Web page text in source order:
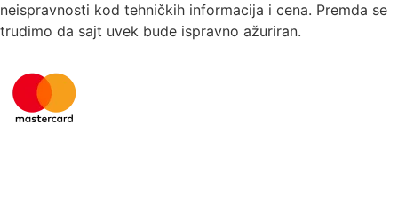
neispravnosti kod tehničkih informacija i cena. Premda se
trudimo da sajt uvek bude ispravno ažuriran.